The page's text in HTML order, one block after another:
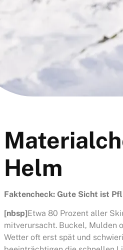
Helm
Faktencheck: Gute Sicht ist
[nbsp]Etwa 80 Prozent aller
mitverursacht. Buckel, Mulden
Wetter oft erst spät und